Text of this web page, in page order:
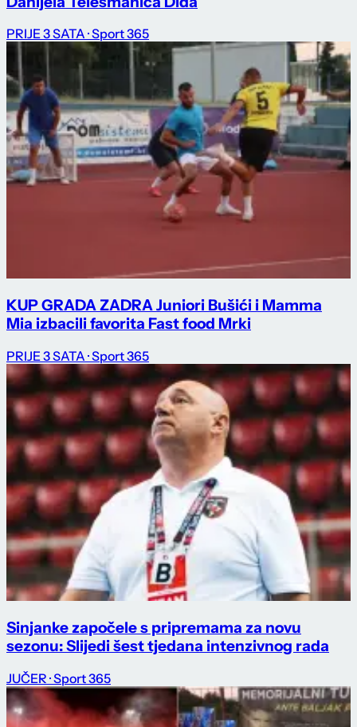
PRIJE 3 SATA · Sport 365
KUP GRADA ZADRA Juniori Bušići i Mamma
Mia izbacili favorita Fast food Mrki
PRIJE 3 SATA · Sport 365
Sinjanke započele s pripremama za novu
sezonu: Slijedi šest tjedana intenzivnog rada
JUČER · Sport 365